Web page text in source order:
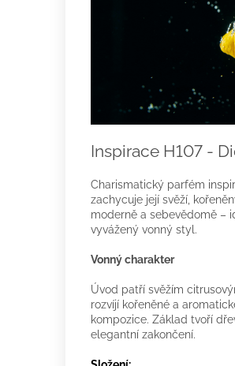
Inspirace H107 -
Charismatický parfém
zachycuje její svěží,
moderně a sebevědomě –
vyvážený vonný styl.
Vonný charakter
Úvod patří svěžím
rozvíjí kořeněné a
kompozice. Základ tvoří
elegantní zakončení.